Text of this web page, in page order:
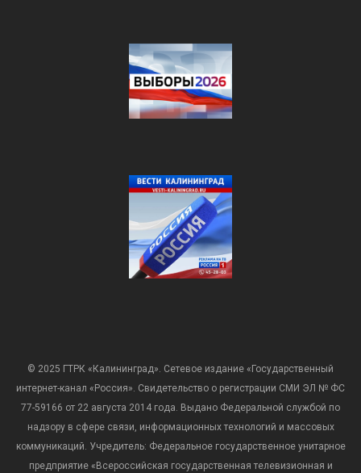
© 2025 ГТРК «Калининград». Сетевое издание «Государственный
интернет-канал «Россия». Свидетельство о регистрации СМИ ЭЛ № ФС
77-59166 от 22 августа 2014 года. Выдано Федеральной службой по
надзору в сфере связи, информационных технологий и массовых
коммуникаций. Учредитель: Федеральное государственное унитарное
предприятие «Всероссийская государственная телевизионная и